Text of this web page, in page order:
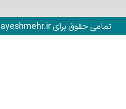
تمامی حقوق برای niayeshmehr.ir محفوظ می باشد.